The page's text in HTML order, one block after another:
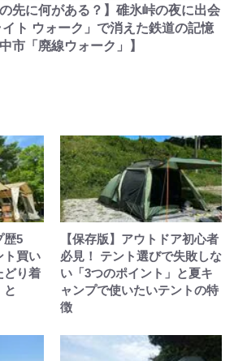
先に何がある？】碓氷峠の夜に出会
ト ウォーク」で消えた鉄道の記憶
市「廃線ウォーク」】
歴5
ト買い
どり着
と
【保存版】アウトドア初心者
必見！ テント選びで失敗しな
い「3つのポイント」と夏キ
ャンプで使いたいテントの特
徴